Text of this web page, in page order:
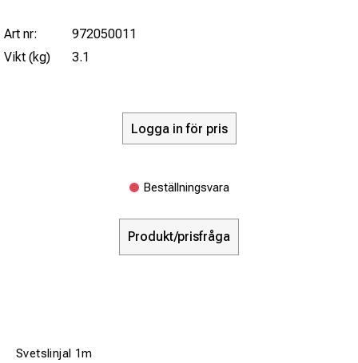
Art nr:
972050011
Vikt (kg)
3.1
Logga in för pris
Beställningsvara
Produkt/prisfråga
Svetslinjal 1m